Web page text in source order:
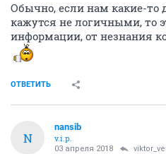
Обычно, если нам какие-то
кажутся не логичными, то
информации, от незнания
ОТВЕТИТЬ
N
nansib
v.i.p.
03 апреля 2018